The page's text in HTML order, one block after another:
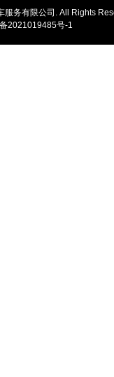
服务有限公司. All Rights
2021019485号-1